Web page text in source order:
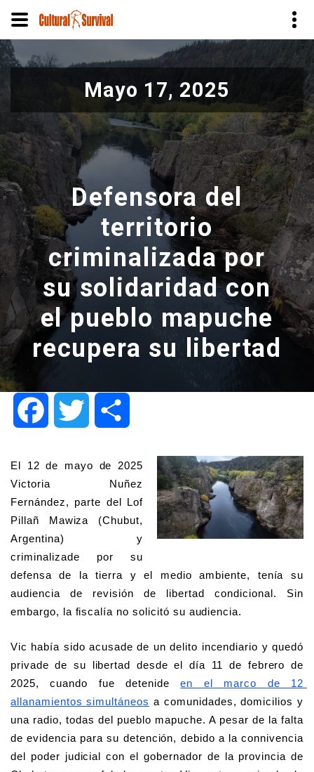
Pasar
al
contenido
Mayo 17, 2025
Defensora del
territorio
criminalizada por
su solidaridad con
el pueblo mapuche
recupera su libertad
FacebookTwitter
El 12 de mayo de 2025
Victoria Nuñez
Fernández, parte del Lof
Pillañ Mawiza (Chubut,
Argentina) y
criminalizade por su
defensa de la tierra y el medio ambiente, tenía su
audiencia de revisión de libertad condicional. Sin
embargo, la fiscalía no solicitó su audiencia.
Vic había sido acusade de un delito incendiario y quedó
privade de su libertad desde el día 11 de febrero de
2025, cuando fue detenide en el marco de 12
allanamientos simultáneos a comunidades, domicilios y
una radio, todas del pueblo mapuche. A pesar de la falta
de evidencia para su detención, debido a la connivencia
del poder judicial con el gobernador de la provincia de